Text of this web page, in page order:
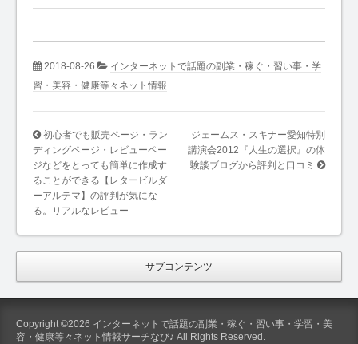
2018-08-26
インターネットで話題の副業・稼ぐ・習い事・学
習・美容・健康等々ネット情報
初心者でも販売ページ・ラン
ディングページ・レビューペー
ジなどをとっても簡単に作成す
ることができる【レタービルダ
ーアルテマ】の評判が気にな
る。リアルなレビュー
ジェームス・スキナー愛知特別
講演会2012『人生の選択』の体
験談ブログから評判と口コミ
サブコンテンツ
Copyright ©2026 インターネットで話題の副業・稼ぐ・習い事・学習・美
容・健康等々ネット情報サーチなび♪ All Rights Reserved.